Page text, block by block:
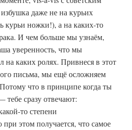
даже не на курьих
курьи ножки!), а на каких-то
И чем больше мы узнаём,
уверенность, что мы
на каких ролях. Привнеся в этот
письма, мы ещё осложняем
что в принципе когда ты
сразу отвечают:
то степени
при этом получается, что самое